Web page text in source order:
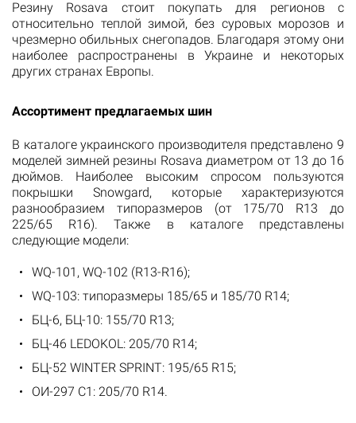
Резину Rosava стоит покупать для регионов с
относительно теплой зимой, без суровых морозов и
чрезмерно обильных снегопадов. Благодаря этому они
наиболее распространены в Украине и некоторых
других странах Европы.
Ассортимент предлагаемых шин
В каталоге украинского производителя представлено 9
моделей зимней резины Rosava диаметром от 13 до 16
дюймов. Наиболее высоким спросом пользуются
покрышки Snowgard, которые характеризуются
разнообразием типоразмеров (от 175/70 R13 до
225/65 R16). Также в каталоге представлены
следующие модели:
WQ-101, WQ-102 (R13-R16);
WQ-103: типоразмеры 185/65 и 185/70 R14;
БЦ-6, БЦ-10: 155/70 R13;
БЦ-46 LEDOKOL: 205/70 R14;
БЦ-52 WINTER SPRINT: 195/65 R15;
ОИ-297 С1: 205/70 R14.